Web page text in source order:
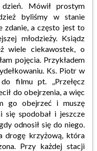
Mówił prostym
byliśmy w stanie
zdanie, a często jest to
młodzieży. Ksiądz
wiele ciekawostek, o
pojęcia. Przykładem
Ks. Piotr w
filmu pt. ,,Przełęcz
do obejrzenia, a więc
go obejrzeć i muszę
się spodobał i jeszcze
odnosił się do niego.
drogę krzyżową, która
Przy każdej stacji